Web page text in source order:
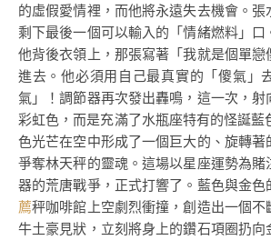
的虛假愛情裡，而他將永遠失去機會。
剩下最後一個可以輸入的「情緒燃料」口
他背後衣領上，那張寫著「我就是個單戀
進去。他必須用自己最真實的「傻氣」
氣」！調節器再次發出轟鳴，這一次，
彩虹色，而是充滿了水瓶座特有的怪誕
色光芒在空中形成了一個巨大的、旋轉著
爭奪林天秤的靈魂。這場以星座運勢為
器的荒唐戰爭，正式打響了。藍色與金色
薦秤咖啡館上空劇烈衝撞，創造出一個不
牛土豪見狀，立刻將身上的鑽石項圈扔